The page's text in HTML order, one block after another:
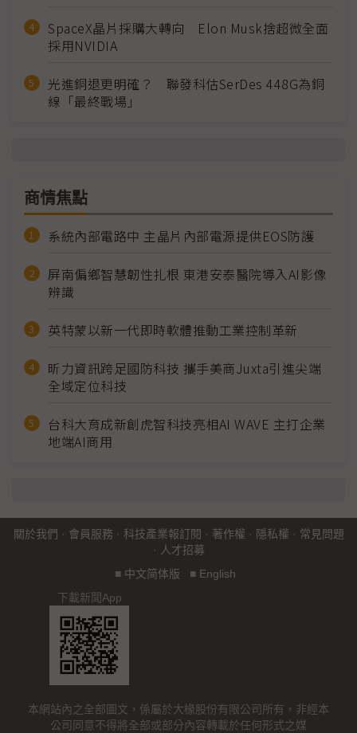
SpaceX晶片採購大轉向 Elon Musk捨超微全面
採用NVIDIA
光進銅退更明確？ 聯發科估SerDes 448G為銅
線「最終戰場」
商情焦點
系統內部電路中 主晶片內部電源提供EOS防護
屏南偏鄉智慧韌性扎根 東港安泰醫院導入AI影像
辨識
英特蒙以新一代即時軟體推動工業控制革新
昕力資訊跨足國防科技 攜手美商Juxta引進尖端
全域定位科技
台科大育成新創虎智科技亮相AI WAVE 主打企業
地端AI商用
關於我們 · 會員服務 · 科技產業報訂閱 · 著作權 · 隱私權 · 常見問題
· 人才招募
■ 中文简体版 ■ English
下載新聞App
本網站內之全部圖文，係屬於大椽股份有限公司所有，非經本
公司同意不得將全部或部分內容轉載於任何形式之媒